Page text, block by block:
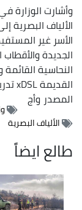
وأشارت الوزارة
الألياف البصرية
الأسر غير
الجديدة
النحاسية
القديمة xDSL تدريجيا إلى تقنية FTTH".
المصدروأج
الألياف البصرية
طالع ايضاً